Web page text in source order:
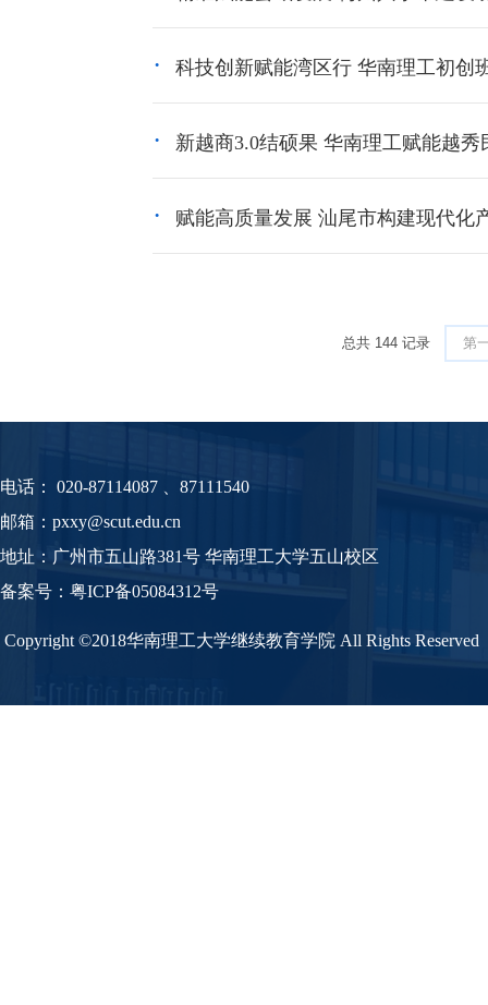
科技创新赋能湾区行 华南理工初创
新越商3.0结硕果 华南理工赋能越
赋能高质量发展 汕尾市构建现代化
总共 144 记录 第
电话： 020-87114087 、87111540
邮箱：pxxy@scut.edu.cn
地址：广州市五山路381号 华南理工大学五山校区
备案号： 粤ICP备05084312号
Copyright ©2018华南理工大学继续教育学院 All Rights Reserved